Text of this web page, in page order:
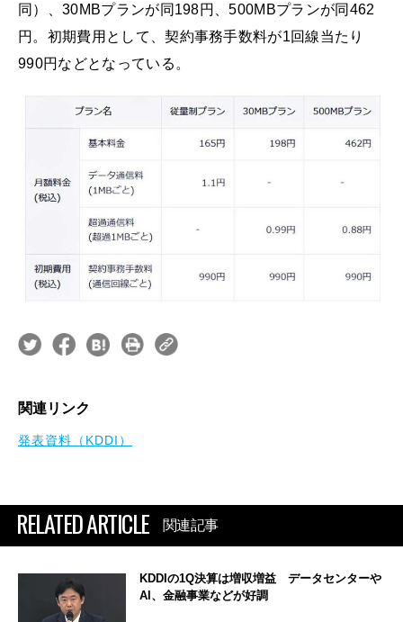
同）、30MBプランが同198円、500MBプランが同462
円。初期費用として、契約事務手数料が1回線当たり
990円などとなっている。
関連リンク
発表資料（KDDI）
RELATED ARTICLE 関連記事
KDDIの1Q決算は増収増益 データセンターや
AI、金融事業などが好調